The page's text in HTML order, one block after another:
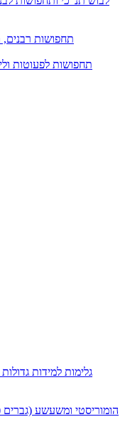
תחפושות רבנים,
תחפושות לפעוטות
גלימות למידות
הומוריסטי ומשעשע (גברים